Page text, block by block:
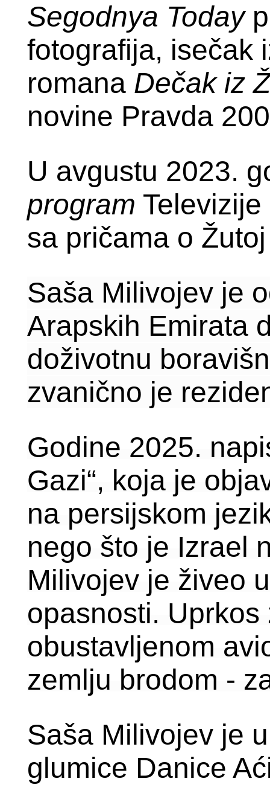
Segodnya Today
fotografija, isečak
romana Dečak iz
novine Pravda
U avgustu 2023.
program Televizije
sa pričama o
Saša Milivojev je
Arapskih Emirata
doživotnu
zvanično je
Godine 2025.
Gazi“, koja je
na persijskom
nego što je Izrael
Milivojev je živeo
opasnosti.
obustavljenom
zemlju brodom -
Saša Milivojev je
glumice Danice